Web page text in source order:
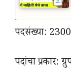
पदसंख्या: 2300
पदांचा प्रकार: